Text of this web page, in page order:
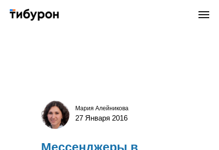
Мария Алейникова
27 Января 2016
Мессенджеры в